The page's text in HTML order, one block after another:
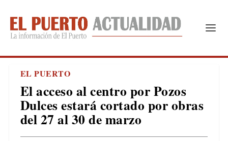
EL PUERTO
El acceso al centro por Pozos
Dulces estará cortado por obras
del 27 al 30 de marzo